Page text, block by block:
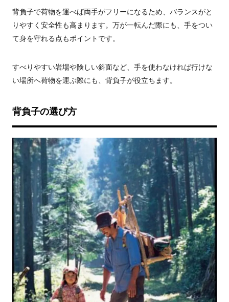
背負子で荷物を運べば両手がフリーになるため、バランスがと
りやすく安全性も高まります。万が一転んだ際にも、手をつい
て身を守れる点もポイントです。
すべりやすい岩場や険しい斜面など、手を使わなければ行けな
い場所へ荷物を運ぶ際にも、背負子が役立ちます。
背負子の選び方